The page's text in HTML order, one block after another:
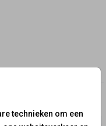
technieken om een